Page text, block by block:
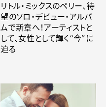
リトル・ミックスのペリー、待
望のソロ・デビュー・アルバ
ムで新章へ！アーティストと
して、女性として輝く“今”に
迫る